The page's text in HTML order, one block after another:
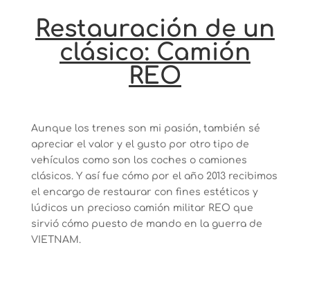
Restauración de un
clásico: Camión
REO
Aunque los trenes son mi pasión, también sé
apreciar el valor y el gusto por otro tipo de
vehículos como son los coches o camiones
clásicos. Y así fue cómo por el año 2013 recibimos
el encargo de restaurar con fines estéticos y
lúdicos un precioso camión militar REO que
sirvió cómo puesto de mando en la guerra de
VIETNAM.